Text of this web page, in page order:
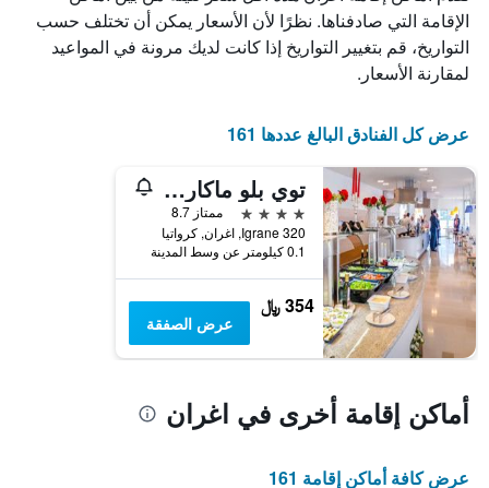
الذي
يعرض
أيام
الأسبوع.
التالي
1
محور
Y
الذي
يعرض
متوسط
سعر
غرفة
الإقامة التي صادفناها. نظرًا لأن الأسعار يمكن أن تختلف حسب
التواريخ، قم بتغيير التواريخ إذا كانت لديك مرونة في المواعيد
لمقارنة الأسعار.
عرض كل الفنادق البالغ عددها 161
توي بلو ماكارسكا - لبالغين فقط
4 نجوم
ممتاز 8.7
Igrane 320, اغران, كرواتيا
0.1 كيلومتر عن وسط المدينة
354 ﷼
عرض الصفقة
أماكن إقامة أخرى في اغران
عرض كافة أماكن إقامة 161